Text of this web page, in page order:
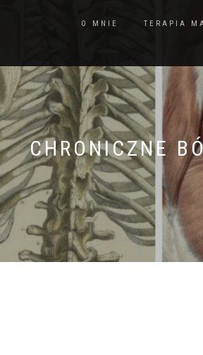
O MNIE TERAPIA
CHRONICZNE